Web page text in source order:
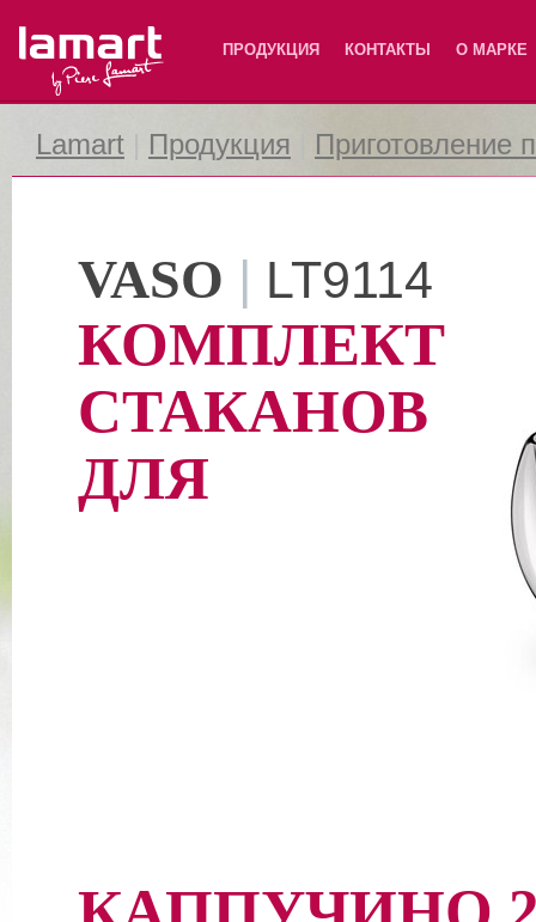
Lamart ПРОДУКЦИЯ КОНТАКТЫ О МАРКЕ
Lamart Продукция Приготовление
VASO | LT9114
КОМПЛЕКТ
СТАКАНОВ
ДЛЯ